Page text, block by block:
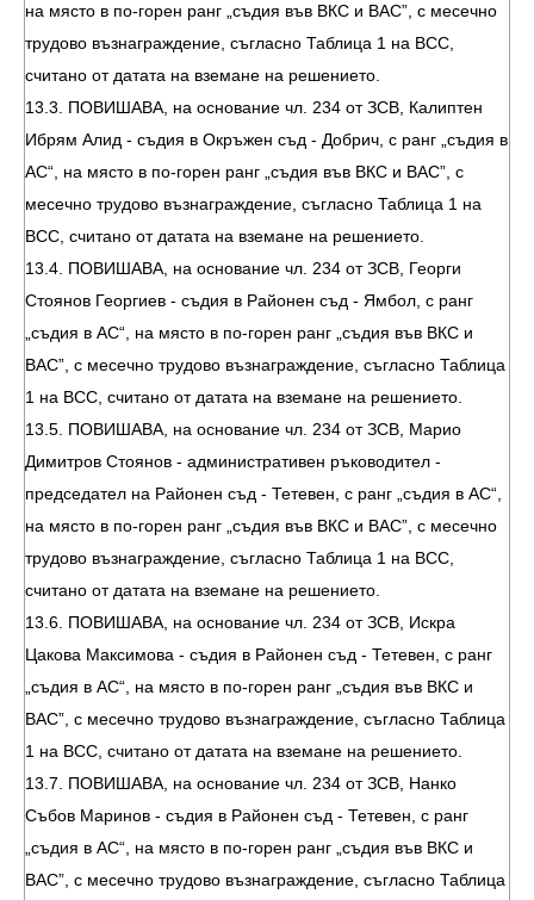
на място в по-горен ранг „съдия във ВКС и ВАС”, с месечно
трудово възнаграждение, съгласно Таблица 1 на ВСС,
считано от датата на вземане на решението.
13.3. ПОВИШАВА, на основание чл. 234 от ЗСВ, Калиптен
Ибрям Алид - съдия в Окръжен съд - Добрич, с ранг „съдия в
АС“, на място в по-горен ранг „съдия във ВКС и ВАС”, с
месечно трудово възнаграждение, съгласно Таблица 1 на
ВСС, считано от датата на вземане на решението.
13.4. ПОВИШАВА, на основание чл. 234 от ЗСВ, Георги
Стоянов Георгиев - съдия в Районен съд - Ямбол, с ранг
„съдия в АС“, на място в по-горен ранг „съдия във ВКС и
ВАС”, с месечно трудово възнаграждение, съгласно Таблица
1 на ВСС, считано от датата на вземане на решението.
13.5. ПОВИШАВА, на основание чл. 234 от ЗСВ, Марио
Димитров Стоянов - административен ръководител -
председател на Районен съд - Тетевен, с ранг „съдия в АС“,
на място в по-горен ранг „съдия във ВКС и ВАС”, с месечно
трудово възнаграждение, съгласно Таблица 1 на ВСС,
считано от датата на вземане на решението.
13.6. ПОВИШАВА, на основание чл. 234 от ЗСВ, Искра
Цакова Максимова - съдия в Районен съд - Тетевен, с ранг
„съдия в АС“, на място в по-горен ранг „съдия във ВКС и
ВАС”, с месечно трудово възнаграждение, съгласно Таблица
1 на ВСС, считано от датата на вземане на решението.
13.7. ПОВИШАВА, на основание чл. 234 от ЗСВ, Нанко
Събов Маринов - съдия в Районен съд - Тетевен, с ранг
„съдия в АС“, на място в по-горен ранг „съдия във ВКС и
ВАС”, с месечно трудово възнаграждение, съгласно Таблица